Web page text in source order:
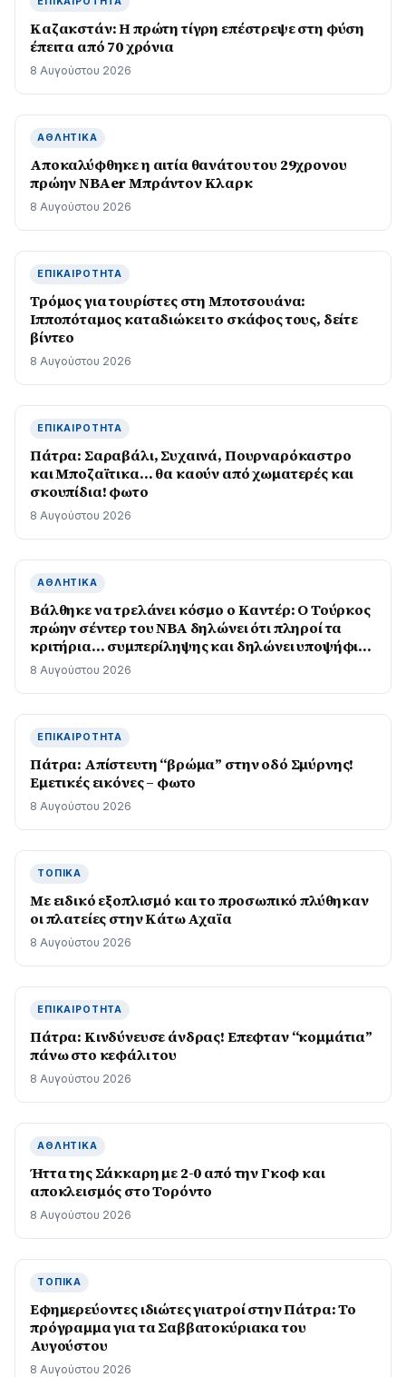
Καζακστάν: Η πρώτη τίγρη επέστρεψε στη φύση
έπειτα από 70 χρόνια
8 Αυγούστου 2026
ΑΘΛΗΤΙΚΆ
Αποκαλύφθηκε η αιτία θανάτου του 29χρονου
πρώην NBAer Μπράντον Κλαρκ
8 Αυγούστου 2026
ΕΠΙΚΑΙΡΌΤΗΤΑ
Τρόμος για τουρίστες στη Μποτσουάνα:
Ιπποπόταμος καταδιώκει το σκάφος τους, δείτε
βίντεο
8 Αυγούστου 2026
ΕΠΙΚΑΙΡΌΤΗΤΑ
Πάτρα: Σαραβάλι, Συχαινά, Πουρναρόκαστρο
και Μποζαϊτικα… θα καούν από χωματερές και
σκουπίδια! φωτο
8 Αυγούστου 2026
ΑΘΛΗΤΙΚΆ
Βάλθηκε να τρελάνει κόσμο ο Καντέρ: Ο Τούρκος
πρώην σέντερ του NBA δηλώνει ότι πληροί τα
κριτήρια… συμπερίληψης και δηλώνει υποψήφιος
να παίξει στο WNBA
8 Αυγούστου 2026
ΕΠΙΚΑΙΡΌΤΗΤΑ
Πάτρα: Απίστευτη “βρώμα” στην οδό Σμύρνης!
Εμετικές εικόνες – φωτο
8 Αυγούστου 2026
ΤΟΠΙΚΆ
Με ειδικό εξοπλισμό και το προσωπικό πλύθηκαν
οι πλατείες στην Κάτω Αχαϊα
8 Αυγούστου 2026
ΕΠΙΚΑΙΡΌΤΗΤΑ
Πάτρα: Κινδύνευσε άνδρας! Επεφταν “κομμάτια”
πάνω στο κεφάλι του
8 Αυγούστου 2026
ΑΘΛΗΤΙΚΆ
Ήττα της Σάκκαρη με 2-0 από την Γκοφ και
αποκλεισμός στο Τορόντο
8 Αυγούστου 2026
ΤΟΠΙΚΆ
Εφημερεύοντες ιδιώτες γιατροί στην Πάτρα: Το
πρόγραμμα για τα Σαββατοκύριακα του
Αυγούστου
8 Αυγούστου 2026